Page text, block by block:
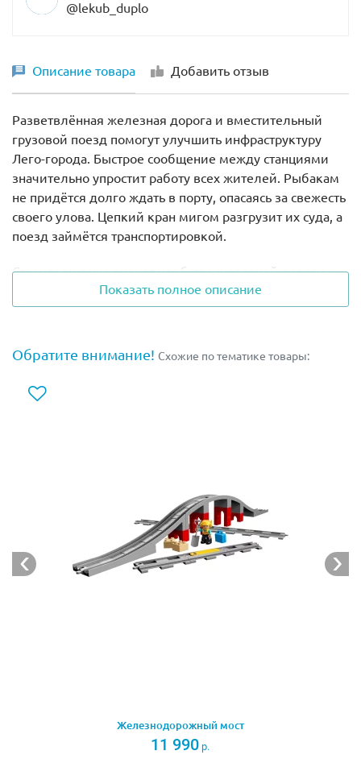
@lekub_duplo
Описание товара Добавить отзыв
Разветвлённая железная дорога и вместительный
грузовой поезд помогут улучшить инфраструктуру
Лего-города. Быстрое сообщение между станциями
значительно упростит работу всех жителей. Рыбакам
не придётся долго ждать в порту, опасаясь за свежесть
своего улова. Цепкий кран мигом разгрузит их суда, а
поезд займётся транспортировкой.
Строители тоже оценят удобство железной дороги.
Они смогут вовремя получить все необходимые
материалы и приступить к возведению новых
Использование товарных вагонов позволит без
адресатов.
панорамными окошками. Через открытую крышу
можно заглянуть внутрь и рассмотреть рабочее место
Благодаря надёжным креплениям, локомотив
Второй вагончик состоит из двух квадратных
контейнеров. Они предназначены для доставки
Показать полное описание
Обратите внимание! Схожие по тематике товары:
Железнодорожный мост
11 990 р.